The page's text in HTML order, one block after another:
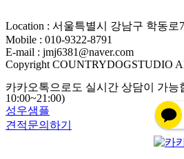
Location : 서울특별시 강남구 학동로
Mobile : 010-9322-8791
E-mail : jmj6381@naver.com
Copyright COUNTRYDOGSTUDIO
카카오톡으로도 실시간 상담이 가능
10:00~21:00)
성우샘플
견적문의하기